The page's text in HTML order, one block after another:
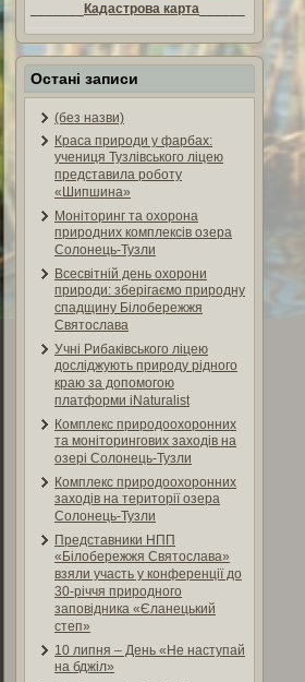
Кадастрова карта
Остані записи
(без назви)
Краса природи у фарбах:
учениця Тузлівського ліцею
представила роботу
«Шипшина»
Моніторинг та охорона
природних комплексів озера
Солонець-Тузли
Всесвітній день охорони
природи: зберігаємо природну
спадщину Білобережжя
Святослава
Учні Рибаківського ліцею
досліджують природу рідного
краю за допомогою
платформи iNaturalist
Комплекс природоохоронних
та моніторингових заходів на
озері Солонець-Тузли
Комплекс природоохоронних
заходів на території озера
Солонець-Тузли
Представники НПП
«Білобережжя Святослава»
взяли участь у конференції до
30-річчя природного
заповідника «Єланецький
степ»
10 липня – День «Не наступай
на бджіл»